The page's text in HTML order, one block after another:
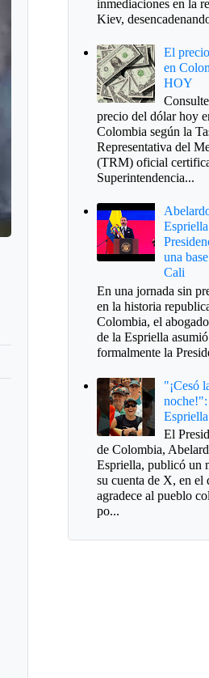
inmediaciones en la
Kiev,
El
en
HOY
precio del dólar hoy
Colombia según la
Representativa del
(TRM) oficial
Superintendencia...
una
Cali
En una jornada sin
en la historia
Colombia, el
de la Espriella asumió
formalmente la
"¡Cesó
Espriella
El
de Colombia,
Espriella, publicó un
su cuenta de X, en el
agradece al pueblo
po...